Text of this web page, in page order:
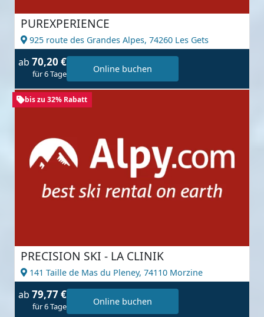
PUREXPERIENCE
925 route des Grandes Alpes, 74260 Les Gets
ab 70,20 €
für 6 Tage Online buchen
bis zu 32% Rabatt
PRECISION SKI - LA CLINIK
141 Taille de Mas du Pleney, 74110 Morzine
ab 79,77 €
für 6 Tage Online buchen